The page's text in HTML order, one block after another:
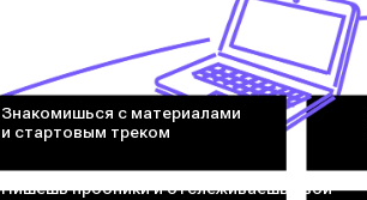
Знакомишься с материалами
и стартовым треком
Пишешь пробники и отслеживаешь свой